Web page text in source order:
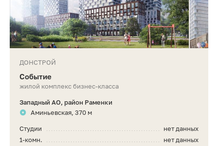
ДОНСТРОЙ
Событие
жилой комплекс бизнес-класса
Западный АО, район Раменки
Аминьевская, 370 м
нет данных
Студии
нет данных
1-комн.